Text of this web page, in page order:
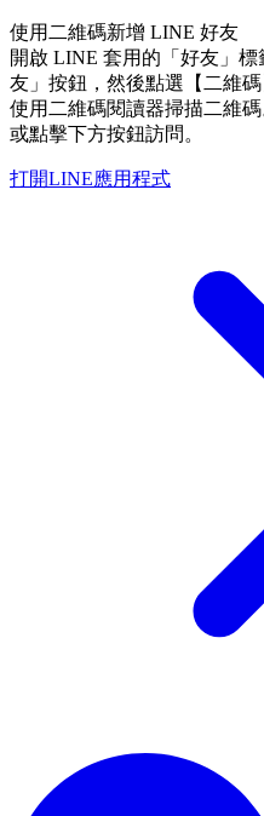
使用二維碼新增 LINE 好友
開啟 LINE 套用的「好友」
友」按鈕，然後點選【二維碼
使用二維碼閱讀器掃描二維碼
或點擊下方按鈕訪問。
打開LINE應用程式